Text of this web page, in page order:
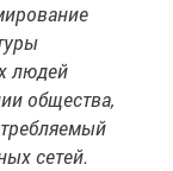
людей
общества,
сетей.